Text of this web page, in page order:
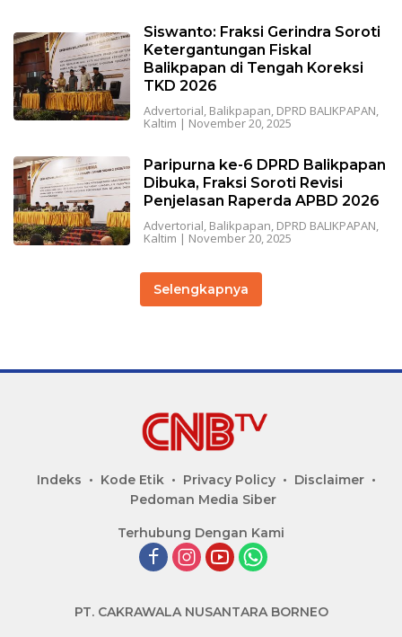
Siswanto: Fraksi Gerindra Soroti
Ketergantungan Fiskal
Balikpapan di Tengah Koreksi
TKD 2026
Advertorial, Balikpapan, DPRD BALIKPAPAN,
Kaltim | November 20, 2025
Paripurna ke-6 DPRD Balikpapan
Dibuka, Fraksi Soroti Revisi
Penjelasan Raperda APBD 2026
Advertorial, Balikpapan, DPRD BALIKPAPAN,
Kaltim | November 20, 2025
Selengkapnya
Indeks Kode Etik Privacy Policy
Disclaimer
Pedoman Media Siber
Terhubung Dengan Kami
PT. CAKRAWALA NUSANTARA BORNEO